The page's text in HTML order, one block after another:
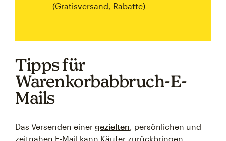
(Gratisversand, Rabatte)
Tipps für
Warenkorbabbruch-E-
Mails
Das Versenden einer gezielten , persönlichen und
zeitnahen E-Mail kann Käufer zurückbringen.